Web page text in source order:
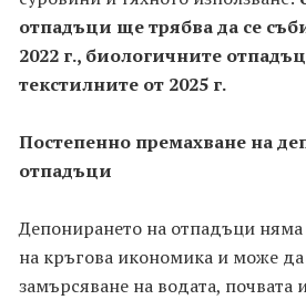
отпадъци ще трябва да се
2022 г., биологичните
текстилните от 2025 г.
Постепенно премахване на
отпадъци
Депонирането на отпадъци
на кръгова икономика и може
замърсяване на водата, почвата